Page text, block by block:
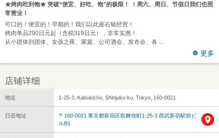
★烤肉吃到饱★ 突破“便宜、好吃、饱”的极限！ ！周六、周日、节假日我们也照
常营业！
可口的！便宜的！早期的！我们以此座右铭经营！
烤肉单品290日元起（含税319日元），非常实惠！
从小团体到团体、女孩之夜、家庭、公司酒会、发布会、各
更多
店铺详细
地址 1-25-3, Kabukicho, Shinjuku-ku, Tokyo, 160-0021
日语地址
〒160-0021 東京都新宿区歌舞伎町1-25-3 西武新宿駅前ビ
ルB1